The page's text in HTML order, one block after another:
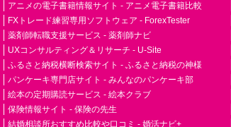
アニメの電子書籍情報サイト - アニメ電子書籍比較
FXトレード練習専用ソフトウェア - ForexTester
薬剤師転職支援サービス - 薬剤師ナビ
UXコンサルティング＆リサーチ - U-Site
ふるさと納税横断検索サイト - ふるさと納税の神様
パンケーキ専門店サイト - みんなのパンケーキ部
絵本の定期購読サービス - 絵本クラブ
保険情報サイト - 保険の先生
結婚相談所おすすめ比較や口コミ - 婚活ナビ+